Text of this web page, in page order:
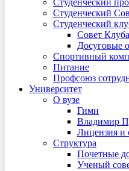
Студенческий
Студенческий
Студенческий
Совет
Досуговые
Спортивный
Питание
Профсоюз
Университет
О вузе
Гимн
Владимир
Лицензия и
Структура
Почетные
Ученый